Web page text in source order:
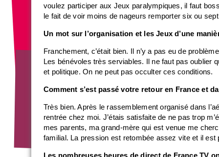
voulez participer aux Jeux paralympiques, il faut
le fait de voir moins de nageurs remporter six ou
Un mot sur l’organisation et les Jeux d’une
Franchement, c’était bien. Il n’y a pas eu de
Les bénévoles très serviables. Il ne faut pas oublier
et politique. On ne peut pas occulter ces conditions.
Comment s’est passé votre retour en France et
Très bien. Après le rassemblement organisé dans
rentrée chez moi. J’étais satisfaite de ne pas trop
mes parents, ma grand-mère qui est venue me
familial. La pression est retombée assez vite et il